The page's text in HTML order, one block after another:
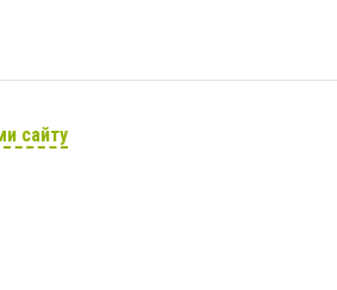
сайту